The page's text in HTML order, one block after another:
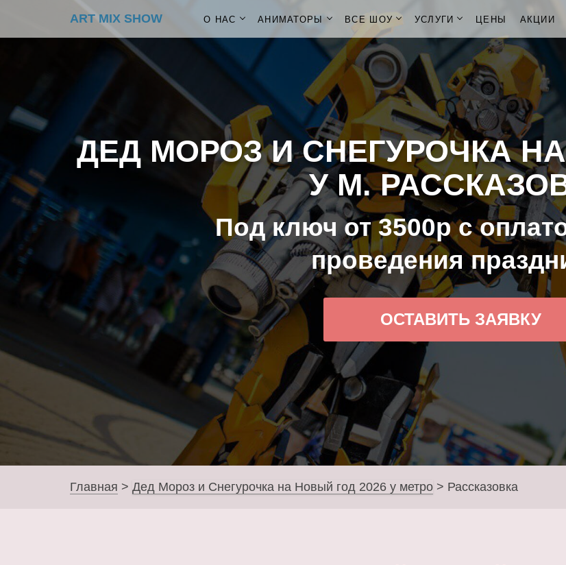
ART MIX SHOW О НАС АНИМАТОРЫ ВСЕ ШОУ УСЛУГИ ЦЕНЫ АКЦИИ
ДЕД МОРОЗ И СНЕГУРОЧКА
У М.
Под ключ от 3500р с
проведения
ОСТАВИТЬ ЗАЯВКУ
Главная > Дед Мороз и Снегурочка на Новый год 2026 у метро > Рассказовка